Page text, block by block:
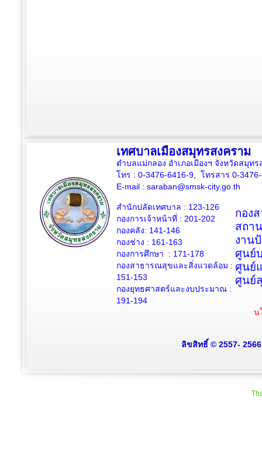
เทศบาลเมืองสมุทรสงคราม
ตำบลแม่กลอง อำเภอเมืองฯ จังหวัดสมุท
โทร : 0-3476-6416-9, โทรสาร 0-
E-mail : saraban@smsk-city.go.th
สำนักปลัดเทศบาล : 123-126
กองการเจ้าหน้าที่ : 201-202
กองคลัง: 141-146
กองช่าง : 161-163
กองการศึกษา : 171-178
กองสาธารณสุขและสิ่งแวดล้อม :
151-153
กองยุทธศาสตร์และงบประมาณ :
191-194
กอง
สถา
งาน
ศูนย์
ศูนย์
ศูนย์
น
ลิขสิทธิ์ © 2557-